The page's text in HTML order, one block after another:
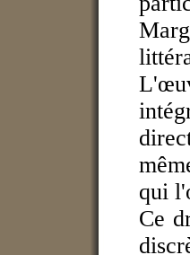
qui
Ce